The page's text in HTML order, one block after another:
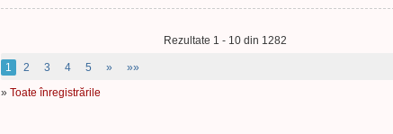
Rezultate 1 - 10 din 1282
1 2 3 4 5 »
»»
» Toate înregistrările